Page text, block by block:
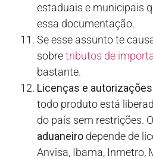
estaduais e municipais
essa documentação.
Se esse assunto te
sobretributos de
bastante.
Licenças e
todo produto está
do país sem restrições. O
aduaneiro depende de
Anvisa, Ibama, Inmetro,